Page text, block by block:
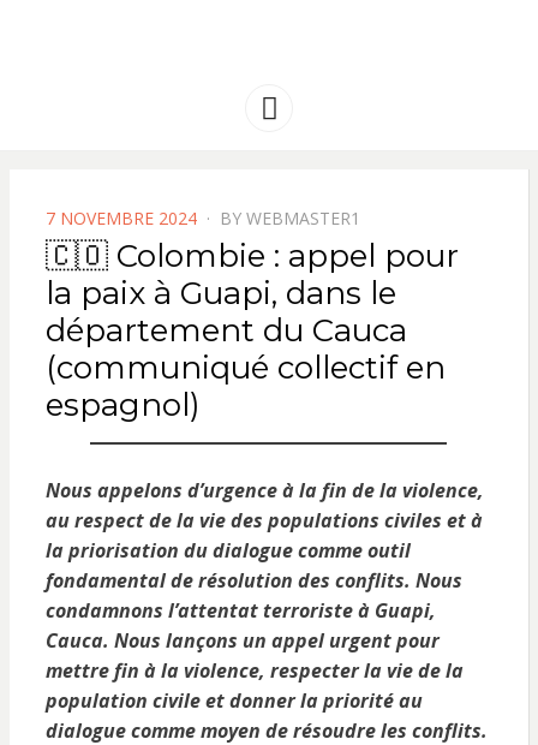
AMERIQUE
Menu
POSTED
ON
7 NOVEMBRE 2024 BY WEBMASTER1
🇨🇴 Colombie : appel pour
la paix à Guapi, dans le
département du Cauca
(communiqué collectif en
espagnol)
Nous appelons d’urgence à la fin de la violence,
au respect de la vie des populations civiles et à
la priorisation du dialogue comme outil
fondamental de résolution des conflits. Nous
condamnons l’attentat terroriste à Guapi,
Cauca. Nous lançons un appel urgent pour
mettre fin à la violence, respecter la vie de la
population civile et donner la priorité au
dialogue comme moyen de résoudre les conflits.